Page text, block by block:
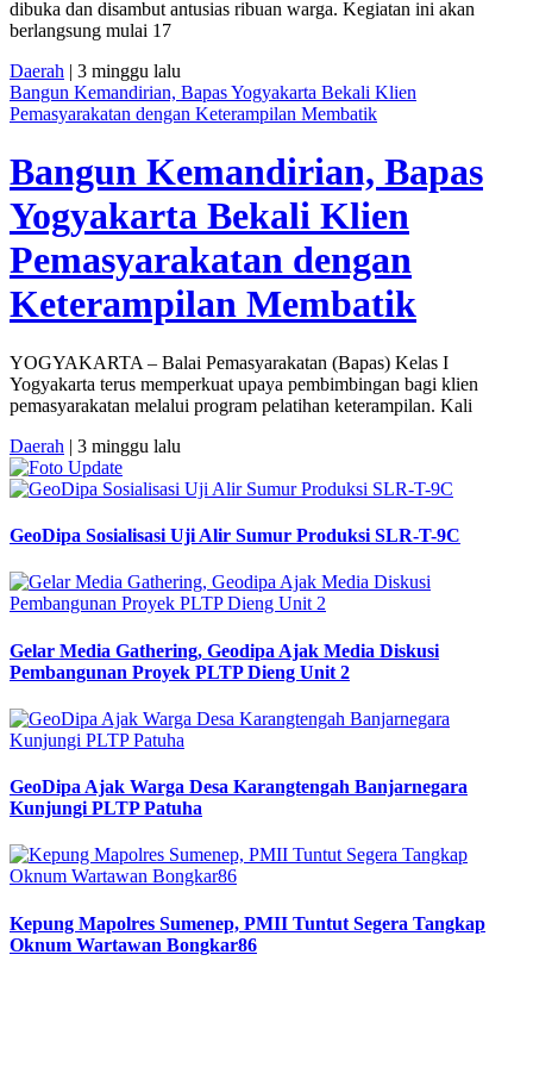
dibuka dan disambut antusias ribuan warga. Kegiatan ini akan
berlangsung mulai 17
Daerah | 3 minggu lalu
Bangun Kemandirian, Bapas Yogyakarta Bekali Klien
Pemasyarakatan dengan Keterampilan Membatik
Bangun Kemandirian, Bapas
Yogyakarta Bekali Klien
Pemasyarakatan dengan
Keterampilan Membatik
YOGYAKARTA – Balai Pemasyarakatan (Bapas) Kelas I
Yogyakarta terus memperkuat upaya pembimbingan bagi klien
pemasyarakatan melalui program pelatihan keterampilan. Kali
Daerah | 3 minggu lalu
GeoDipa Sosialisasi Uji Alir Sumur Produksi SLR-T-9C
Gelar Media Gathering, Geodipa Ajak Media Diskusi
Pembangunan Proyek PLTP Dieng Unit 2
GeoDipa Ajak Warga Desa Karangtengah Banjarnegara
Kunjungi PLTP Patuha
Kepung Mapolres Sumenep, PMII Tuntut Segera Tangkap
Oknum Wartawan Bongkar86